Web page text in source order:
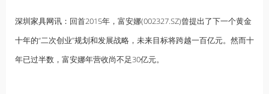
深圳家具网讯：回首2015年，富安娜(002327.SZ)曾提出了下一个黄金
十年的“二次创业”规划和发展战略，未来目标将跨越一百亿元。然而十
年已过半数，富安娜年营收尚不足30亿元。